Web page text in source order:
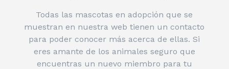
Todas las mascotas en adopción que se
muestran en nuestra web tienen un contacto
para poder conocer más acerca de ellas. Si
eres amante de los animales seguro que
encuentras un nuevo miembro para tu